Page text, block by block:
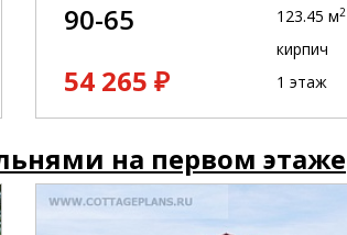
90-65
54 265 ₽
123.45 м2
кирпич
1 этаж
на первом этаже